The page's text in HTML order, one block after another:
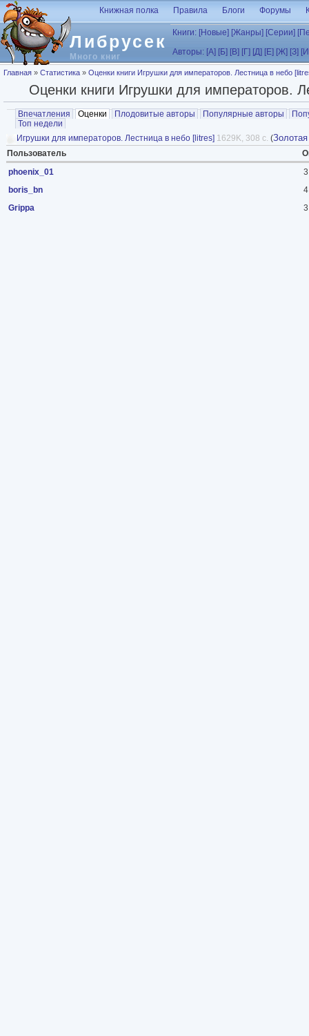
Перейти к основному содержанию
Либрусек
Много книг
Книжная полка Правила Блоги Форумы
Книги: [Новые] [Жанры] [Серии]
Авторы: [А] [Б] [В] [Г] [Д] [Е] [Ж] [З]
Вы здесь
Главная » Статистика » Оценки книги Игрушки для императоров. Лестница в небо
Оценки книги Игрушки для императоров.
Главные вкладки
Впечатления Оценки (активная вкладка)
Плодовитые авторы Популярные авторы
Топ недели
Игрушки для императоров. Лестница в небо [litres] 1629K, 308 с. (
Пользователь
phoenix_01
3
boris_bn
4
Grippa
3